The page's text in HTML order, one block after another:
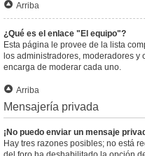
Arriba
¿Qué es el enlace "El equipo"?
Esta página le provee de la lista
los administradores, moderadores y
encarga de moderar cada uno.
Arriba
Mensajería privada
¡No puedo enviar un mensaje
Hay tres razones posibles; no está